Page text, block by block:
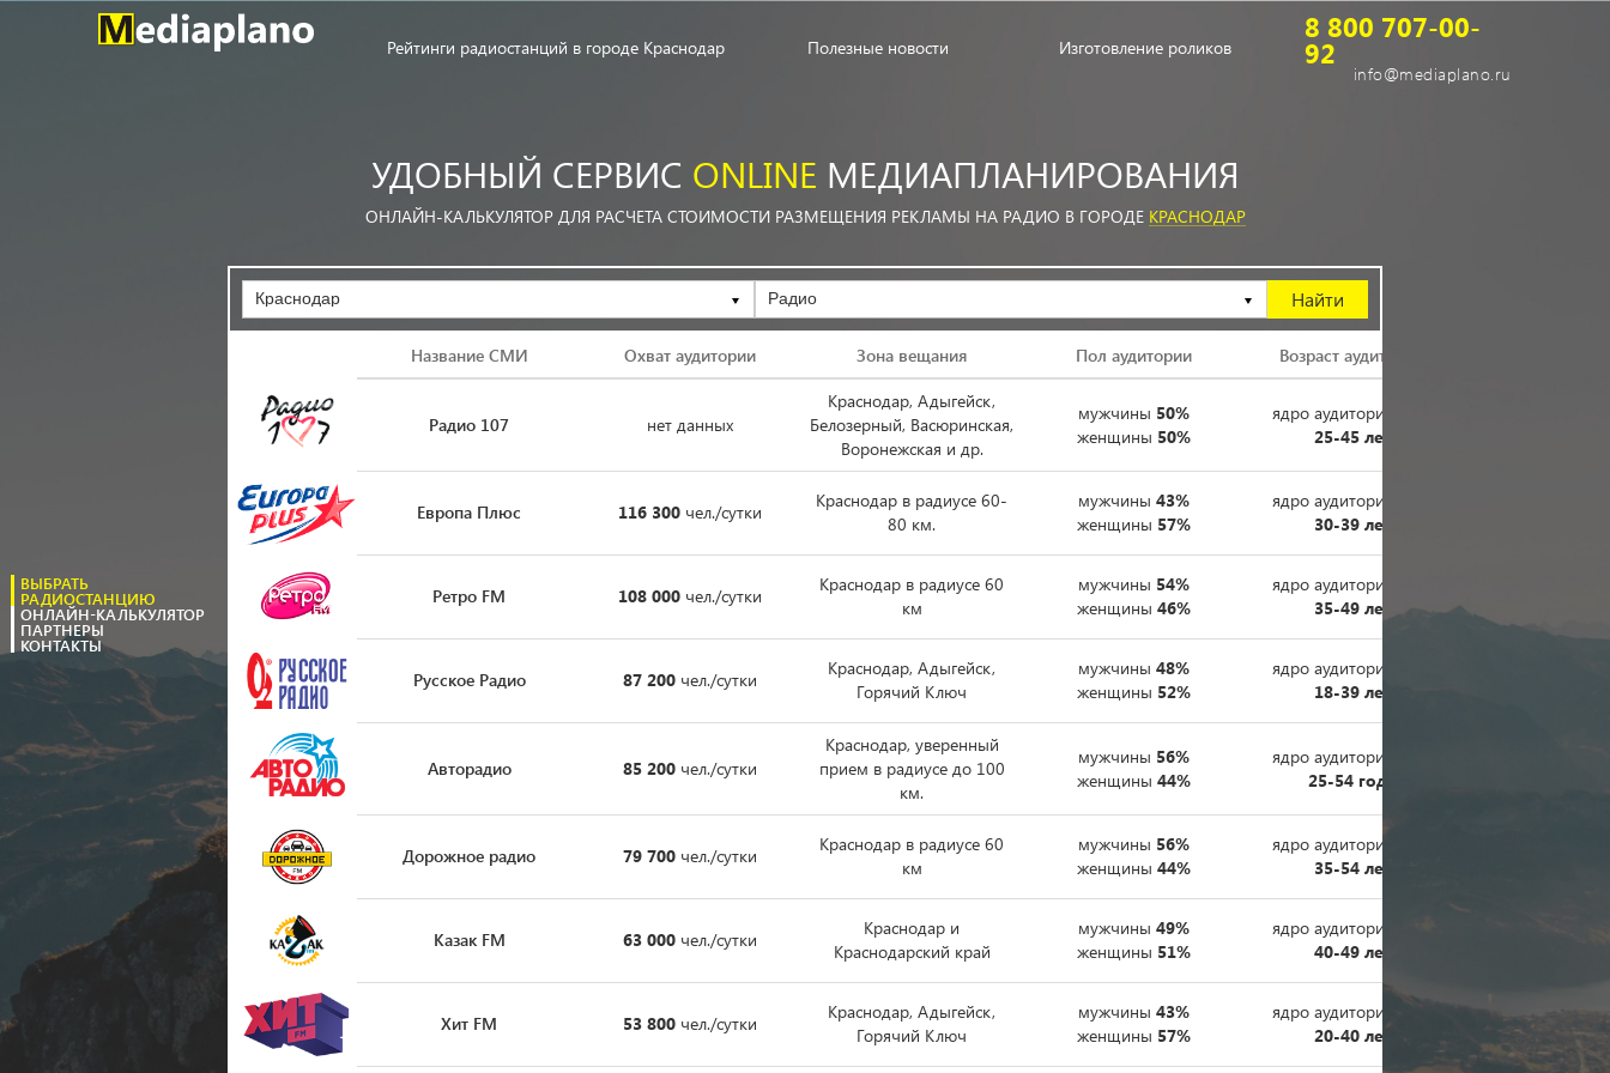
Рейтинги радиостанций в городе Краснодар Полезные новости Изготовление роликов
8 800 707-00-
92
info@mediaplano.ru
УДОБНЫЙ СЕРВИС ONLINE МЕДИАПЛАНИРОВАНИЯ
ОНЛАЙН-КАЛЬКУЛЯТОР ДЛЯ РАСЧЕТА СТОИМОСТИ РАЗМЕЩЕНИЯ РЕКЛАМЫ НА РАДИО В ГОРОДЕ КРАСНОДАР
Краснодар Радио
Название СМИ Охват аудитории Зона вещания Пол аудитории Возраст аудитории
Радио 107 нет данных
Краснодар, Адыгейск,
Белозерный, Васюринская,
Воронежская и др.
мужчины 50%
женщины 50%
ядро аудитории
25-45 лет
Европа Плюс 116 300 чел./сутки
Краснодар в радиусе 60-
80 км.
мужчины 43%
женщины 57%
ядро аудитории
30-39 лет
Ретро FM 108 000 чел./сутки
Краснодар в радиусе 60
км
мужчины 54%
женщины 46%
ядро аудитории
35-49 лет
Русское Радио 87 200 чел./сутки
Краснодар, Адыгейск,
Горячий Ключ
мужчины 48%
женщины 52%
ядро аудитории
18-39 лет
Авторадио 85 200 чел./сутки
Краснодар, уверенный
прием в радиусе до 100
км.
мужчины 56%
женщины 44%
ядро аудитории
25-54 года
Дорожное радио 79 700 чел./сутки
Краснодар в радиусе 60
км
мужчины 56%
женщины 44%
ядро аудитории
35-54 лет
Казак FM 63 000 чел./сутки
Краснодар и
Краснодарский край
мужчины 49%
женщины 51%
ядро аудитории
40-49 лет
Хит FM 53 800 чел./сутки
Краснодар, Адыгейск,
Горячий Ключ
мужчины 43%
женщины 57%
ядро аудитории
20-40 лет
ВЫБРАТЬ
РАДИОСТАНЦИЮ
ОНЛАЙН-КАЛЬКУЛЯТОР
ПАРТНЕРЫ
КОНТАКТЫ